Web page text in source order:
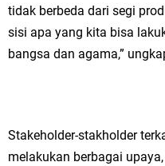
tidak berbeda dari segi
sisi apa yang kita bisa
bangsa dan agama,”
Stakeholder-stakholder
melakukan berbagai